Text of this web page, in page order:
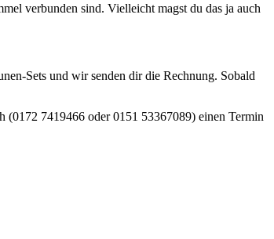
verbunden sind. Vielleicht magst du das ja auch
Sets und wir senden dir die Rechnung. Sobald
(0172 7419466 oder 0151 53367089) einen Termin